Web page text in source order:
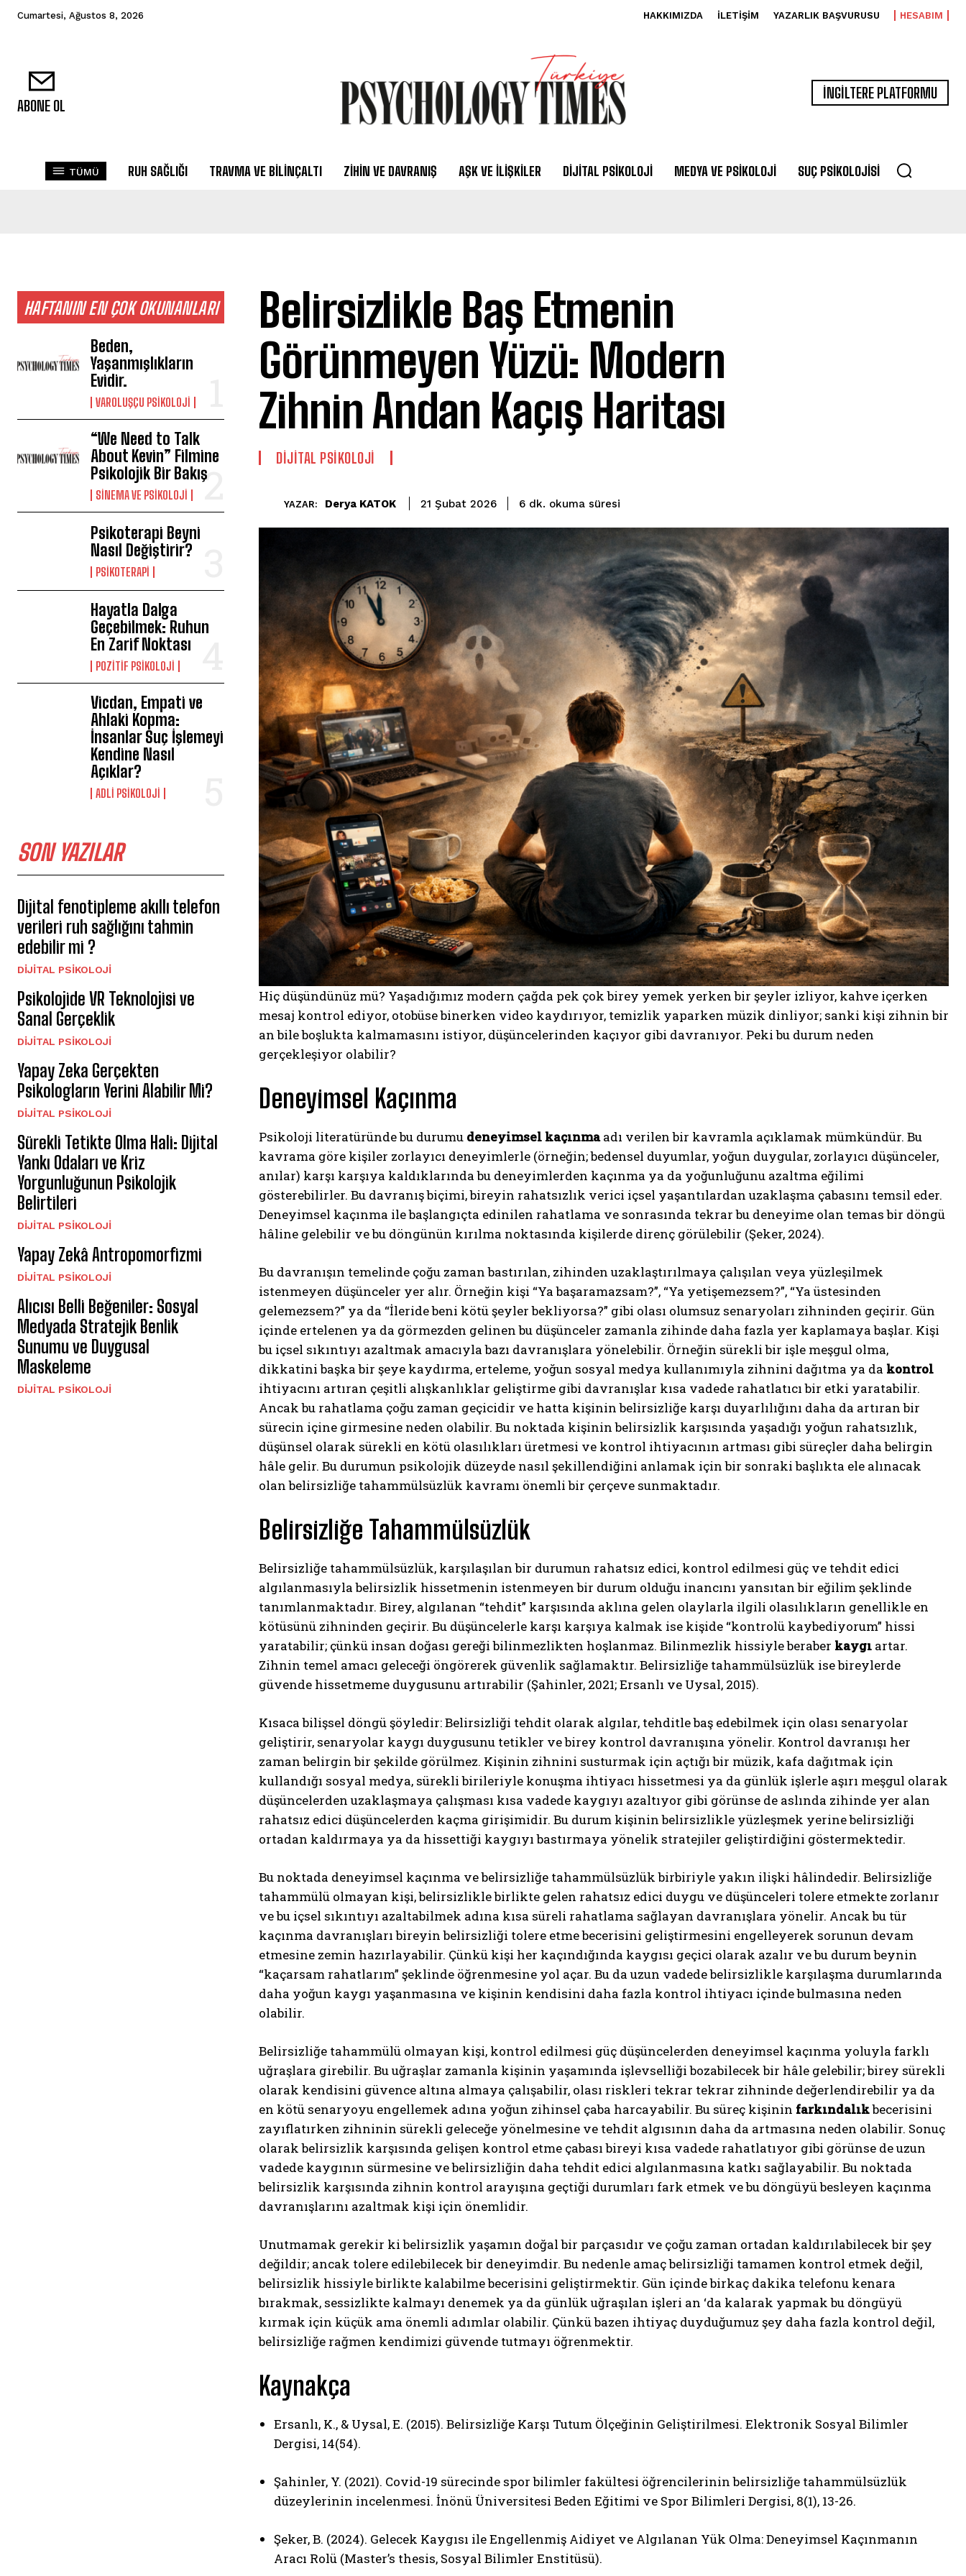
Gizlilik politikasınıokudum, onaylıyorum.
Cumartesi, Ağustos 8, 2026 HAKKIMIZDA İLETIŞIM YAZARLIK BAŞVURUSU HESABIM
ABONE OL
İNGİLTERE PLATFORMU
TÜMÜ RUH SAĞLIĞI TRAVMA VE BILINÇALTI ZIHIN VE DAVRANIŞ AŞK VE İLIŞKILER DIJITAL PSIKOLOJI MEDYA VE PSIKOLOJI SUÇ PSIKOLOJISI
HAFTANIN EN ÇOK OKUNANLARI
Beden,
Yaşanmışlıkların
Evidir.
VAROLUŞÇU PSIKOLOJI
“We Need to Talk
About Kevin” Filmine
Psikolojik Bir Bakış
SINEMA VE PSIKOLOJI
Psikoterapi Beyni
Nasıl Değiştirir?
PSIKOTERAPI
Hayatla Dalga
Geçebilmek: Ruhun
En Zarif Noktası
POZITIF PSIKOLOJI
Vicdan, Empati ve
Ahlaki Kopma:
İnsanlar Suç İşlemeyi
Kendine Nasıl
Açıklar?
ADLI PSIKOLOJI
SON YAZILAR
Dijital fenotipleme akıllı telefon
verileri ruh sağlığını tahmin
edebilir mi ?
DIJITAL PSIKOLOJI
Psikolojide VR Teknolojisi ve
Sanal Gerçeklik
DIJITAL PSIKOLOJI
Yapay Zeka Gerçekten
Psikologların Yerini Alabilir Mi?
DIJITAL PSIKOLOJI
Sürekli Tetikte Olma Hali: Dijital
Yankı Odaları ve Kriz
Yorgunluğunun Psikolojik
Belirtileri
DIJITAL PSIKOLOJI
Yapay Zekâ Antropomorfizmi
DIJITAL PSIKOLOJI
Alıcısı Belli Beğeniler: Sosyal
Medyada Stratejik Benlik
Sunumu ve Duygusal
Maskeleme
DIJITAL PSIKOLOJI
Belirsizlikle Baş Etmenin
Görünmeyen Yüzü: Modern
Zihnin Andan Kaçış Haritası
DIJITAL PSIKOLOJI
YAZAR: Derya KATOK 21 Şubat 2026 6 dk. okuma süresi
Hiç düşündünüz mü? Yaşadığımız modern çağda pek çok birey yemek yerken bir şeyler izliyor, kahve içerken
mesaj kontrol ediyor, otobüse binerken video kaydırıyor, temizlik yaparken müzik dinliyor; sanki kişi zihnin bir
an bile boşlukta kalmamasını istiyor, düşüncelerinden kaçıyor gibi davranıyor. Peki bu durum neden
gerçekleşiyor olabilir?
Deneyimsel Kaçınma
Psikoloji literatüründe bu durumu deneyimsel kaçınmaadı verilen bir kavramla açıklamak mümkündür. Bu
kavrama göre kişiler zorlayıcı deneyimlerle (örneğin; bedensel duyumlar, yoğun duygular, zorlayıcı düşünceler,
anılar) karşı karşıya kaldıklarında bu deneyimlerden kaçınma ya da yoğunluğunu azaltma eğilimi
gösterebilirler. Bu davranış biçimi, bireyin rahatsızlık verici içsel yaşantılardan uzaklaşma çabasını temsil eder.
Deneyimsel kaçınma ile başlangıçta edinilen rahatlama ve sonrasında tekrar bu deneyime olan temas bir döngü
hâline gelebilir ve bu döngünün kırılma noktasında kişilerde direnç görülebilir (Şeker, 2024).
Bu davranışın temelinde çoğu zaman bastırılan, zihinden uzaklaştırılmaya çalışılan veya yüzleşilmek
istenmeyen düşünceler yer alır. Örneğin kişi “Ya başaramazsam?”, “Ya yetişemezsem?”, “Ya üstesinden
gelemezsem?” ya da “İleride beni kötü şeyler bekliyorsa?” gibi olası olumsuz senaryoları zihninden geçirir. Gün
içinde ertelenen ya da görmezden gelinen bu düşünceler zamanla zihinde daha fazla yer kaplamaya başlar. Kişi
bu içsel sıkıntıyı azaltmak amacıyla bazı davranışlara yönelebilir. Örneğin sürekli bir işle meşgul olma,
dikkatini başka bir şeye kaydırma, erteleme, yoğun sosyal medya kullanımıyla zihnini dağıtma ya da kontrol
ihtiyacını artıran çeşitli alışkanlıklar geliştirme gibi davranışlar kısa vadede rahatlatıcı bir etki yaratabilir.
Ancak bu rahatlama çoğu zaman geçicidir ve hatta kişinin belirsizliğe karşı duyarlılığını daha da artıran bir
sürecin içine girmesine neden olabilir. Bu noktada kişinin belirsizlik karşısında yaşadığı yoğun rahatsızlık,
düşünsel olarak sürekli en kötü olasılıkları üretmesi ve kontrol ihtiyacının artması gibi süreçler daha belirgin
hâle gelir. Bu durumun psikolojik düzeyde nasıl şekillendiğini anlamak için bir sonraki başlıkta ele alınacak
olan belirsizliğe tahammülsüzlük kavramı önemli bir çerçeve sunmaktadır.
Belirsizliğe Tahammülsüzlük
Belirsizliğe tahammülsüzlük, karşılaşılan bir durumun rahatsız edici, kontrol edilmesi güç ve tehdit edici
algılanmasıyla belirsizlik hissetmenin istenmeyen bir durum olduğu inancını yansıtan bir eğilim şeklinde
tanımlanmaktadır. Birey, algılanan “tehdit” karşısında aklına gelen olaylarla ilgili olasılıkların genellikle en
kötüsünü zihninden geçirir. Bu düşüncelerle karşı karşıya kalmak ise kişide “kontrolü kaybediyorum” hissi
yaratabilir; çünkü insan doğası gereği bilinmezlikten hoşlanmaz. Bilinmezlik hissiyle beraber kaygı artar.
Zihnin temel amacı geleceği öngörerek güvenlik sağlamaktır. Belirsizliğe tahammülsüzlük ise bireylerde
güvende hissetmeme duygusunu artırabilir (Şahinler, 2021; Ersanlı ve Uysal, 2015).
Kısaca bilişsel döngü şöyledir: Belirsizliği tehdit olarak algılar, tehditle baş edebilmek için olası senaryolar
geliştirir, senaryolar kaygı duygusunu tetikler ve birey kontrol davranışına yönelir. Kontrol davranışı her
zaman belirgin bir şekilde görülmez. Kişinin zihnini susturmak için açtığı bir müzik, kafa dağıtmak için
kullandığı sosyal medya, sürekli birileriyle konuşma ihtiyacı hissetmesi ya da günlük işlerle aşırı meşgul olarak
düşüncelerden uzaklaşmaya çalışması kısa vadede kaygıyı azaltıyor gibi görünse de aslında zihinde yer alan
rahatsız edici düşüncelerden kaçma girişimidir. Bu durum kişinin belirsizlikle yüzleşmek yerine belirsizliği
ortadan kaldırmaya ya da hissettiği kaygıyı bastırmaya yönelik stratejiler geliştirdiğini göstermektedir.
Bu noktada deneyimsel kaçınma ve belirsizliğe tahammülsüzlük birbiriyle yakın ilişki hâlindedir. Belirsizliğe
tahammülü olmayan kişi, belirsizlikle birlikte gelen rahatsız edici duygu ve düşünceleri tolere etmekte zorlanır
ve bu içsel sıkıntıyı azaltabilmek adına kısa süreli rahatlama sağlayan davranışlara yönelir. Ancak bu tür
kaçınma davranışları bireyin belirsizliği tolere etme becerisini geliştirmesini engelleyerek sorunun devam
etmesine zemin hazırlayabilir. Çünkü kişi her kaçındığında kaygısı geçici olarak azalır ve bu durum beynin
“kaçarsam rahatlarım” şeklinde öğrenmesine yol açar. Bu da uzun vadede belirsizlikle karşılaşma durumlarında
daha yoğun kaygı yaşanmasına ve kişinin kendisini daha fazla kontrol ihtiyacı içinde bulmasına neden
olabilir.
Belirsizliğe tahammülü olmayan kişi, kontrol edilmesi güç düşüncelerden deneyimsel kaçınma yoluyla farklı
uğraşlara girebilir. Bu uğraşlar zamanla kişinin yaşamında işlevselliği bozabilecek bir hâle gelebilir; birey sürekli
olarak kendisini güvence altına almaya çalışabilir, olası riskleri tekrar tekrar zihninde değerlendirebilir ya da
en kötü senaryoyu engellemek adına yoğun zihinsel çaba harcayabilir. Bu süreç kişinin farkındalıkbecerisini
zayıflatırken zihninin sürekli geleceğe yönelmesine ve tehdit algısının daha da artmasına neden olabilir. Sonuç
olarak belirsizlik karşısında gelişen kontrol etme çabası bireyi kısa vadede rahatlatıyor gibi görünse de uzun
vadede kaygının sürmesine ve belirsizliğin daha tehdit edici algılanmasına katkı sağlayabilir. Bu noktada
belirsizlik karşısında zihnin kontrol arayışına geçtiği durumları fark etmek ve bu döngüyü besleyen kaçınma
davranışlarını azaltmak kişi için önemlidir.
Unutmamak gerekir ki belirsizlik yaşamın doğal bir parçasıdır ve çoğu zaman ortadan kaldırılabilecek bir şey
değildir; ancak tolere edilebilecek bir deneyimdir. Bu nedenle amaç belirsizliği tamamen kontrol etmek değil,
belirsizlik hissiyle birlikte kalabilme becerisini geliştirmektir. Gün içinde birkaç dakika telefonu kenara
bırakmak, sessizlikte kalmayı denemek ya da günlük uğraşılan işleri an ‘da kalarak yapmak bu döngüyü
kırmak için küçük ama önemli adımlar olabilir. Çünkü bazen ihtiyaç duyduğumuz şey daha fazla kontrol değil,
belirsizliğe rağmen kendimizi güvende tutmayı öğrenmektir.
Kaynakça
Ersanlı, K., & Uysal, E. (2015). Belirsizliğe Karşı Tutum Ölçeğinin Geliştirilmesi. Elektronik Sosyal Bilimler
Dergisi, 14(54).
Şahinler, Y. (2021). Covid-19 sürecinde spor bilimler fakültesi öğrencilerinin belirsizliğe tahammülsüzlük
düzeylerinin incelenmesi. İnönü Üniversitesi Beden Eğitimi ve Spor Bilimleri Dergisi, 8(1), 13-26.
Şeker, B. (2024). Gelecek Kaygısı ile Engellenmiş Aidiyet ve Algılanan Yük Olma: Deneyimsel Kaçınmanın
Aracı Rolü (Master’s thesis, Sosyal Bilimler Enstitüsü).